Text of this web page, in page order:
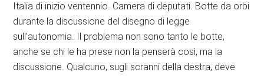
Italia di inizio ventennio. Camera di deputati. Botte da orbi
durante la discussione del disegno di legge
sull’autonomia. Il problema non sono tanto le botte,
anche se chi le ha prese non la penserà così, ma la
discussione. Qualcuno, sugli scranni della destra, deve